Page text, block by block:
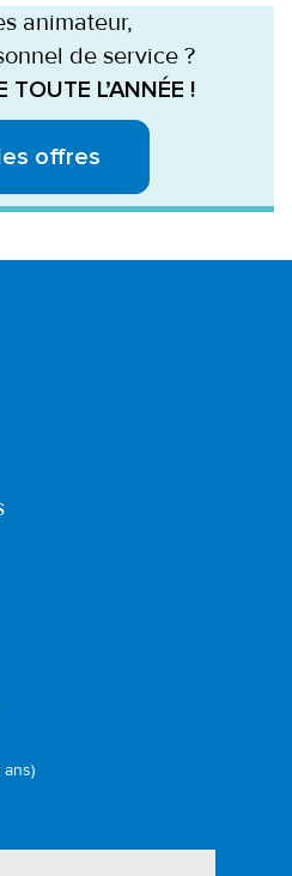
animateur,
de service ?
TOUTE L’ANNÉE !
offres